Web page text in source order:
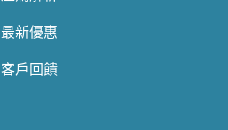
最新優惠
客戶回饋